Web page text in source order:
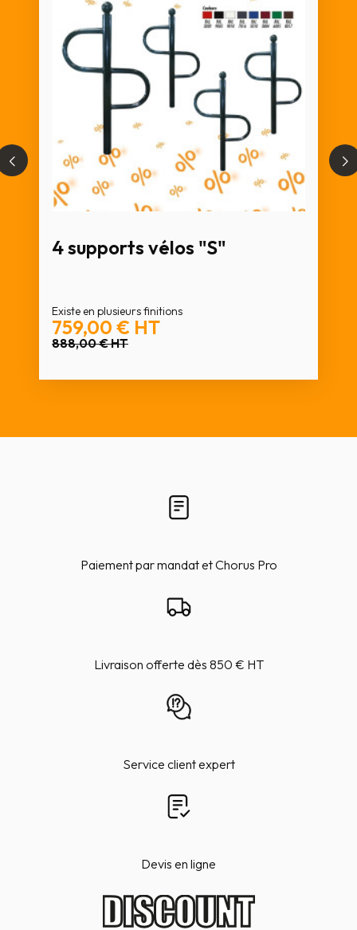
4 supports vélos "S"
Existe en plusieurs finitions
759,00 € HT
888,00 €HT
Paiement par mandat et Chorus Pro
Livraison offerte dès 850 € HT
Service client expert
Devis en ligne